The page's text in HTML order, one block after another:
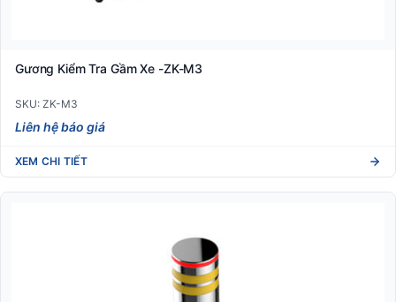
Gương Kiểm Tra Gầm Xe -ZK-M3
SKU: ZK-M3
Liên hệ báo giá
XEM CHI TIẾT